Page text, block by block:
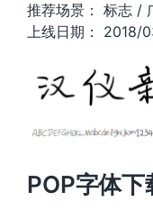
推荐场景： 标志 /
上线日期： 2018/
POP字体下